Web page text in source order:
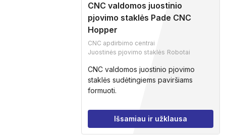
CNC valdomos juostinio
pjovimo staklės Pade CNC
Hopper
CNC apdirbimo centrai
Juostinės pjovimo staklės Robotai
CNC valdomos juostinio pjovimo
staklės sudėtingiems paviršiams
formuoti.
Išsamiau ir užklausa